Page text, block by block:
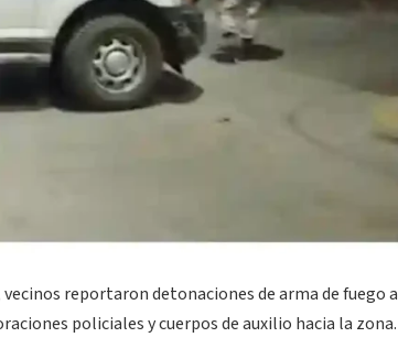
reportaron detonaciones de arma de fuego a
policiales y cuerpos de auxilio hacia la zona.